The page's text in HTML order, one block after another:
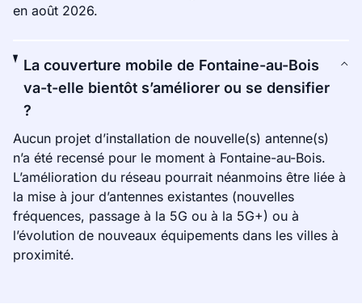
en août 2026.
La couverture mobile de Fontaine-au-Bois
va-t-elle bientôt s’améliorer ou se densifier
?
Aucun projet d’installation de nouvelle(s) antenne(s)
n’a été recensé pour le moment à Fontaine-au-Bois.
L’amélioration du réseau pourrait néanmoins être liée à
la mise à jour d’antennes existantes (nouvelles
fréquences, passage à la 5G ou à la 5G+) ou à
l’évolution de nouveaux équipements dans les villes à
proximité.